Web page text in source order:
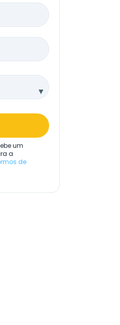
▼
um
a
de